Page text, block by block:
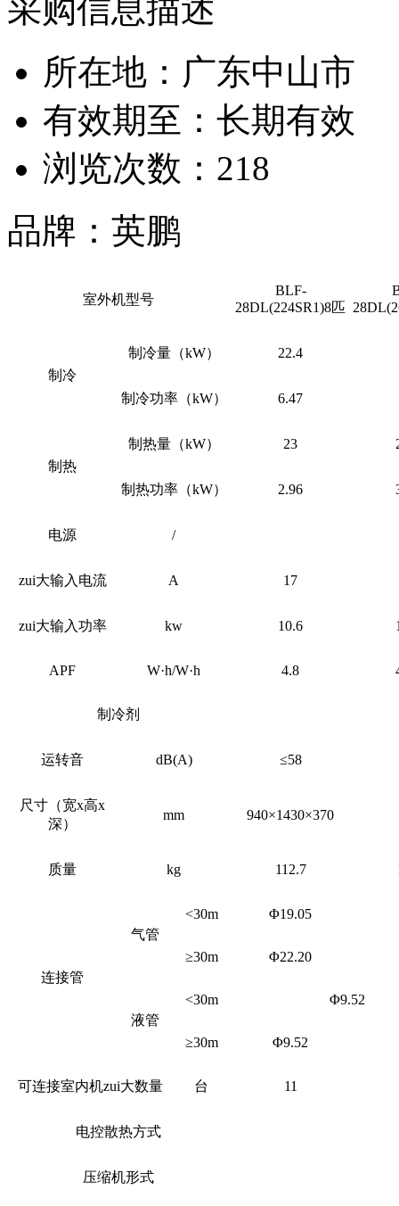
采购信息描述
所在地：广东中山市
有效期至：长期有效
浏览次数： 218
品牌：英鹏
室外机型号
BLF-
28DL(224SR1)8匹
制冷
制冷量（kW） 22.4
制冷功率（kW） 6.47
制热
制热量（kW） 23
制热功率（kW） 2.96
电源 /
zui大输入电流 A 17
zui大输入功率 kw 10.6
APF W·h/W·h 4.8
制冷剂
运转音 dB(A) ≤58
尺寸（宽x高x
深）
mm 940×1430×370
质量 kg 112.7
连接管
气管
<30m Φ19.05
≥30m Φ22.20
液管
<30m Φ9.52
≥30m Φ9.52
可连接室内机zui大数量 台 11
电控散热方式
压缩机形式